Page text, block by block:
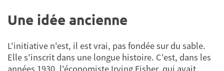
Une idée ancienne
L'initiative n'est, il est vrai, pas fondée sur du sable.
Elle s'inscrit dans une longue histoire. C'est, dans les